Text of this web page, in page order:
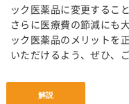
ック医薬品に変更するこ
さらに医療費の節減にも
ック医薬品のメリットを
いただけるよう、ぜひ、
解説